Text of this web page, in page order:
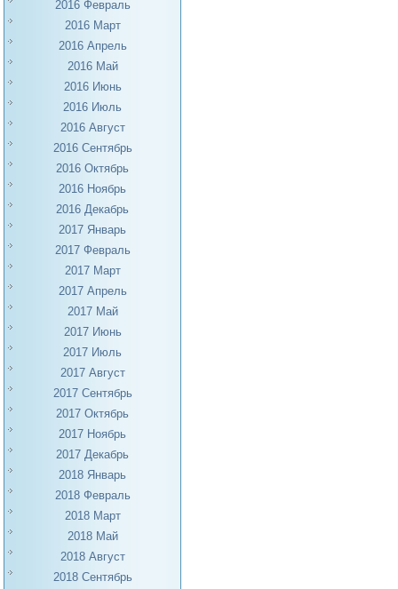
2016 Февраль
2016 Март
2016 Апрель
2016 Май
2016 Июнь
2016 Июль
2016 Август
2016 Сентябрь
2016 Октябрь
2016 Ноябрь
2016 Декабрь
2017 Январь
2017 Февраль
2017 Март
2017 Апрель
2017 Май
2017 Июнь
2017 Июль
2017 Август
2017 Сентябрь
2017 Октябрь
2017 Ноябрь
2017 Декабрь
2018 Январь
2018 Февраль
2018 Март
2018 Май
2018 Август
2018 Сентябрь